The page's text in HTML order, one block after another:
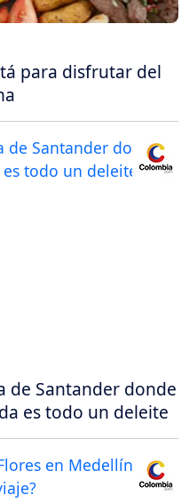
para disfrutar del
de Santander donde
es todo un deleite